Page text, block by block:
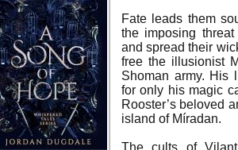
Fate leads them
the imposing
and spread their
free the illusionist
Shoman army. His
for only his magic
Rooster’s beloved
island of Míradan.
The cults of